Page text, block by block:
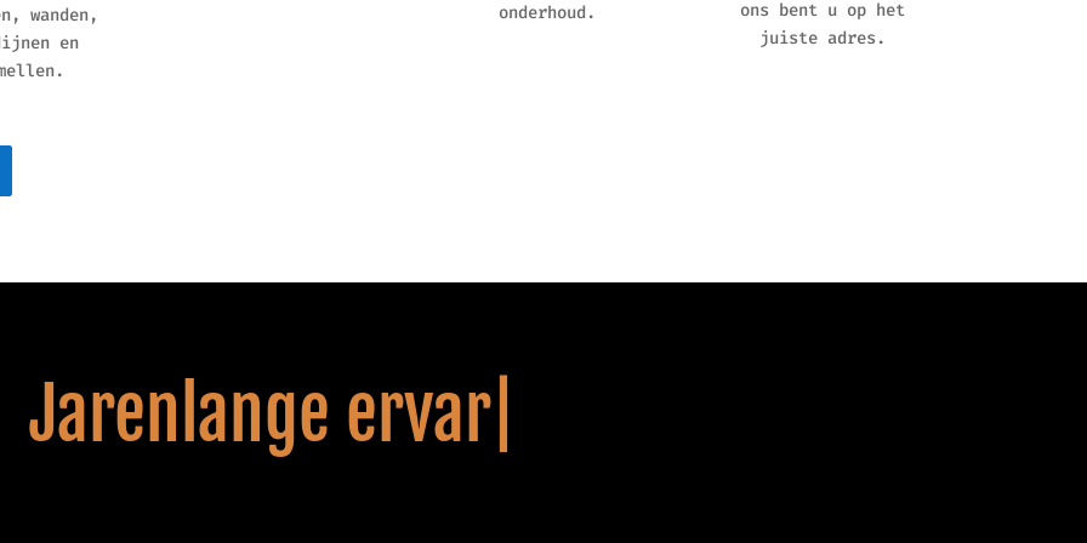
wanden,
en
onderhoud.
ons bent u op het
juiste adres.
ervaring in